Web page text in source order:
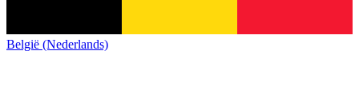
België (Nederlands)